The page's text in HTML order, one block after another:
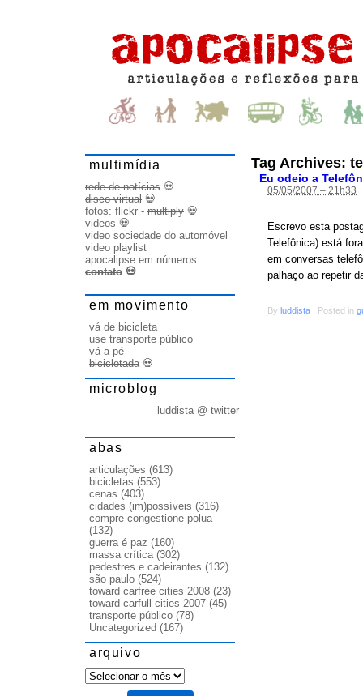
Tag Archives:
Eu odeio a
05/05/2007 – 21h33
Escrevo esta
Telefônica) está
em conversas
palhaço ao repetir
By luddista | Posted in
multimídia
rede de notícias 💀
disco virtual 💀
fotos: flickr - multiply 💀
videos 💀
video sociedade do automóvel
video playlist
apocalipse em números
contato 💀
em movimento
vá de bicicleta
use transporte público
vá a pé
bicicletada💀
microblog
luddista @ twitter
abas
articulações (613)
bicicletas (553)
cenas (403)
cidades (im)possíveis (316)
compre congestione polua
(132)
guerra é paz (160)
massa crítica(302)
pedestres e cadeirantes (132)
são paulo (524)
toward carfree cities 2008 (23)
toward carfull cities 2007 (45)
transporte público (78)
Uncategorized (167)
arquivo
arquivo